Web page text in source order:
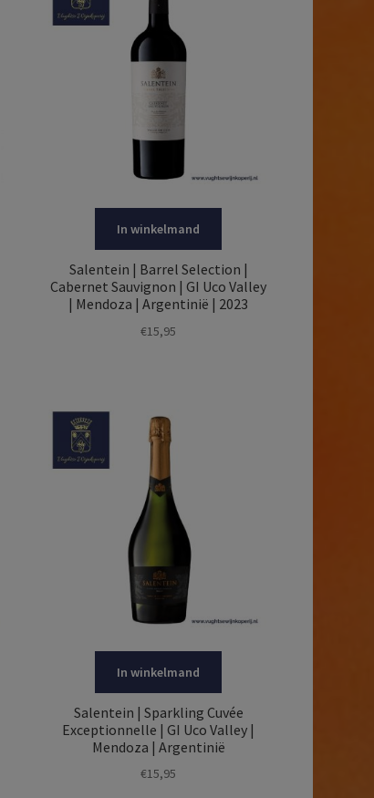
In winkelmand
Salentein | Barrel Selection |
Cabernet Sauvignon | GI Uco Valley
| Mendoza | Argentinië | 2023
€15,95
In winkelmand
Salentein | Sparkling Cuvée
Exceptionnelle | GI Uco Valley |
Mendoza | Argentinië
€15,95